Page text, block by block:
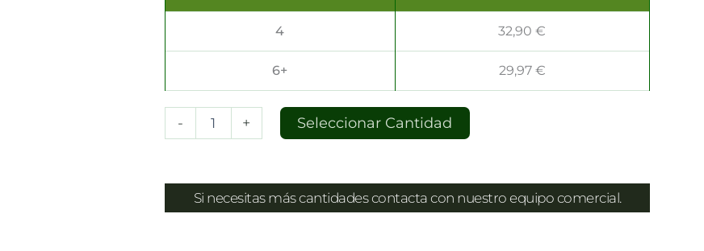
4 32,90 €
6+ 29,97 €
- + Seleccionar Cantidad
Si necesitas más cantidades contacta con nuestro equipo comercial.